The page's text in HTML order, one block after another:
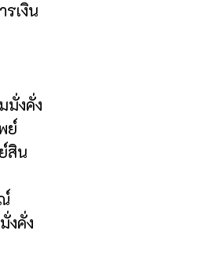
เงิน
มั่งคั่ง
ย์
สิน
งคั่ง